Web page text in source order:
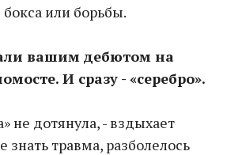
или борьбы.
вашим дебютом на
И сразу - «серебро».
не дотянула, - вздыхает
знать травма, разболелось